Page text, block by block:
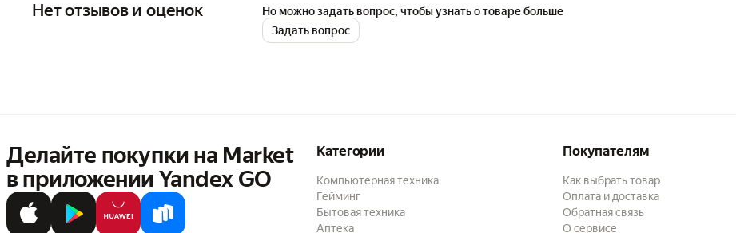
Нет отзывов и оценок
Но можно задать вопрос, чтобы узнать о товаре больше
Задать вопрос
Делайте покупки на Market
в приложении Yandex GO
Категории
Компьютерная техника
Гейминг
Бытовая техника
Аптека
Покупателям
Как выбрать товар
Оплата и доставка
Обратная связь
О сервисе